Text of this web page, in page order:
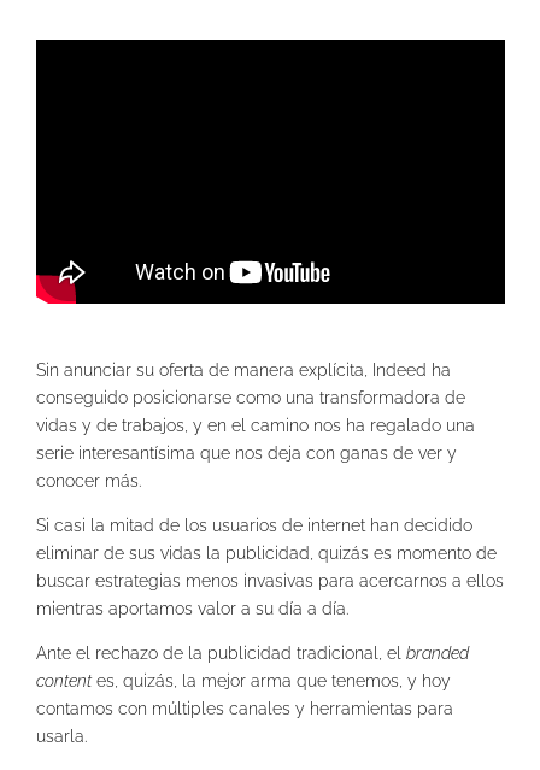
Sin anunciar su oferta de manera explícita, Indeed ha
conseguido posicionarse como una transformadora de
vidas y de trabajos, y en el camino nos ha regalado una
serie interesantísima que nos deja con ganas de ver y
conocer más.
Si casi la mitad de los usuarios de internet han decidido
eliminar de sus vidas la publicidad, quizás es momento de
buscar estrategias menos invasivas para acercarnos a ellos
mientras aportamos valor a su día a día.
Ante el rechazo de la publicidad tradicional, el branded
contentes, quizás, la mejor arma que tenemos, y hoy
contamos con múltiples canales y herramientas para
usarla.